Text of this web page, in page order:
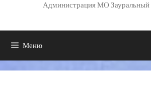
Администрация МО Зауральный
Меню